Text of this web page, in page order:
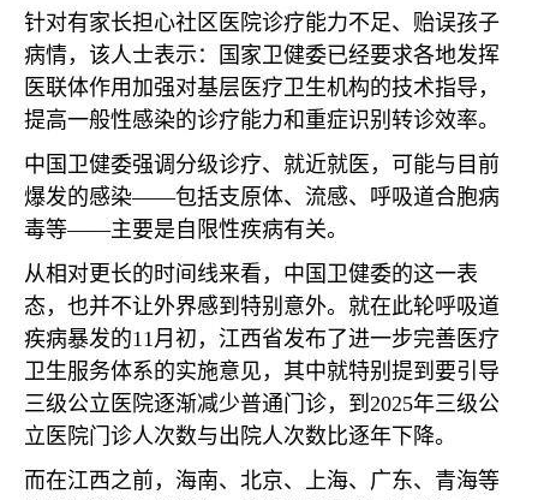
针对有家长担心社区医院诊疗能力不足、贻误孩子
病情，该人士表示：国家卫健委已经要求各地发挥
医联体作用加强对基层医疗卫生机构的技术指导，
提高一般性感染的诊疗能力和重症识别转诊效率。
中国卫健委强调分级诊疗、就近就医，可能与目前
爆发的感染——包括支原体、流感、呼吸道合胞病
毒等——主要是自限性疾病有关。
从相对更长的时间线来看，中国卫健委的这一表
态，也并不让外界感到特别意外。就在此轮呼吸道
疾病暴发的11月初，江西省发布了进一步完善医疗
卫生服务体系的实施意见，其中就特别提到要引导
三级公立医院逐渐减少普通门诊，到 2025年三级公
立医院门诊人次数与出院人次数比逐年下降。
而在江西之前，海南、北京、上海、广东、青海等